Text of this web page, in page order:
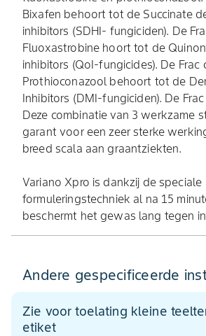
Bixafen behoort tot de Succinate
inhibitors (SDHI- fungiciden). De
Fluoxastrobine hoort tot de
inhibitors (QoI-fungicides). De Frac
Prothioconazool behoort tot de
Inhibitors (DMI-fungiciden). De
Deze combinatie van 3 werkzame
garant voor een zeer sterke
breed scala aan graantziekten.
Variano Xpro is dankzij de speciale
formuleringstechniek al na 15
beschermt het gewas lang tegen
Andere gespecificeerde
Zie voor toelating kleine
etiket